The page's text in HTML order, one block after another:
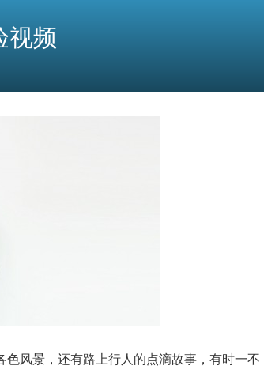
视频
风景，还有路上行人的点滴故事，有时一不